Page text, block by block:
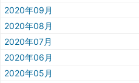
2020年09月
2020年08月
2020年07月
2020年06月
2020年05月